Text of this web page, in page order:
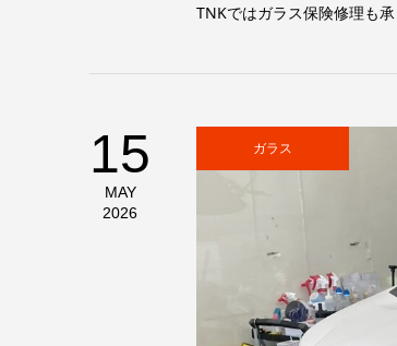
TNKではガラス保険修理も
15
MAY
2026
ガラス